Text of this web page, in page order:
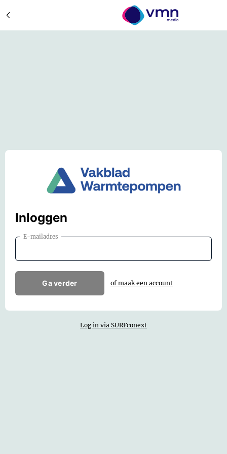
Inloggen
E-mailadres
Ga verder of maak een account
Log in via SURFconext